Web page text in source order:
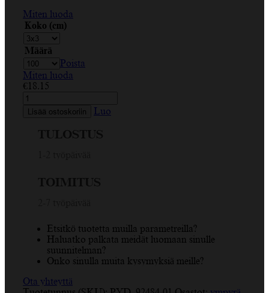
Miten luoda
Koko (cm)
Määrä
Poista
Miten luoda
€18.15
Kiitos,
Sydän,
katkoviivalla
Lisää ostoskoriin Luo
Etsitkö tuotetta muilla parametreilla?
Haluatko palkata meidät luomaan sinulle
suunnitelman?
Onko sinulla muita kysymyksiä meille?
Ota yhteyttä